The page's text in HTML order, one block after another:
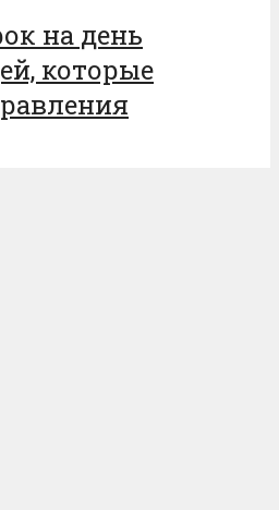
на день
которые